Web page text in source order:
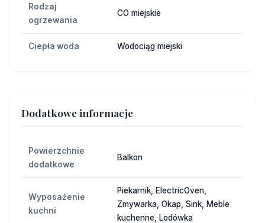
Rodzaj
ogrzewania
CO miejskie
Ciepła woda Wodociąg miejski
Dodatkowe informacje
Powierzchnie
dodatkowe
Balkon
Wyposażenie
kuchni
Piekarnik, ElectricOven,
Zmywarka, Okap, Sink, Meble
kuchenne, Lodówka